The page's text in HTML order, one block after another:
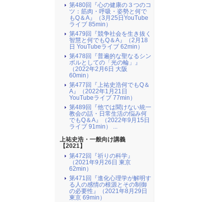
第480回『心の健康の３つのコ
ツ：筋肉・呼吸・姿勢と何で
もQ＆A』（3月25日YouTube
ライブ 85min）
第479回『競争社会を生き抜く
智慧と何でもQ＆A』（2月18
日 YouTubeライブ 62min）
第478回『普遍的な聖なるシン
ボルとしての「光の輪」』
（2022年2月6日 大阪
60min）
第477回『上祐史浩何でもQ＆
A』（2022年1月21日
YouTubeライブ 77min）
第489回『他では聞けない統一
教会の話・日常生活の悩み何
でもQ＆A』（2022年9月15日
ライブ 91min） ...
上祐史浩・一般向け講義
【2021】
第472回『祈りの科学』
（2021年9月26日 東京
62min）
第471回『進化心理学が解明す
る人の感情の根源とその制御
の必要性』（2021年8月29日
東京 69min）